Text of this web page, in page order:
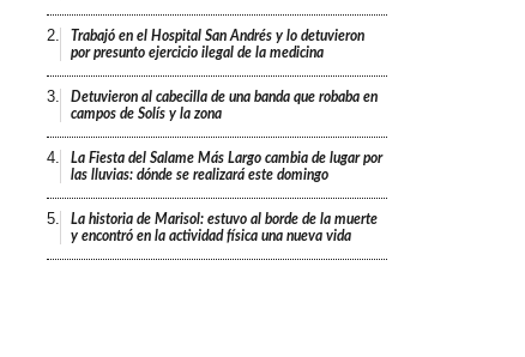
2.
Trabajó en el Hospital San Andrés y lo detuvieron
por presunto ejercicio ilegal de la medicina
3.
Detuvieron al cabecilla de una banda que robaba en
campos de Solís y la zona
4.
La Fiesta del Salame Más Largo cambia de lugar por
las lluvias: dónde se realizará este domingo
5.
La historia de Marisol: estuvo al borde de la muerte
y encontró en la actividad física una nueva vida